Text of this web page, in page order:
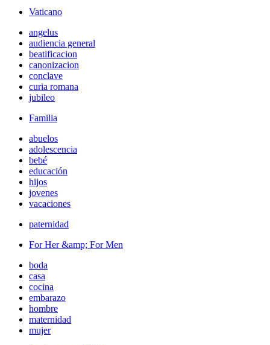
Vaticano
angelus
audiencia general
beatificacion
canonizacion
conclave
curia romana
jubileo
Familia
abuelos
adolescencia
bebé
educación
hijos
jovenes
vacaciones
paternidad
For Her &amp; For Men
boda
casa
cocina
embarazo
hombre
maternidad
mujer